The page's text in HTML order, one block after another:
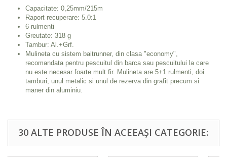
Capacitate: 0,25mm/215m
Raport recuperare: 5.0:1
6 rulmenti
Greutate: 318 g
Tambur: Al.+Grf.
Mulineta cu sistem baitrunner, din clasa "economy",
recomandata pentru pescuitul din barca sau pescuitului la care
nu este necesar foarte mult fir. Mulineta are 5+1 rulmenti, doi
tamburi, unul metalic si unul de rezerva din grafit precum si
maner din aluminiu.
30 ALTE PRODUSE ÎN ACEEAȘI CATEGORIE: